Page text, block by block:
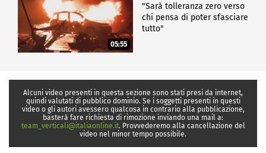
05:55
"Sarà tolleranza zero verso
chi pensa di poter sfasciare
tutto"
Alcuni video presenti in questa sezione sono stati presi da internet,
quindi valutati di pubblico dominio. Se i soggetti presenti in questi
video o gli autori avessero qualcosa in contrario alla pubblicazione,
basterà fare richiesta di rimozione inviando una mail a:
team_verticali@italiaonline.it. Provvederemo alla cancellazione del
video nel minor tempo possibile.